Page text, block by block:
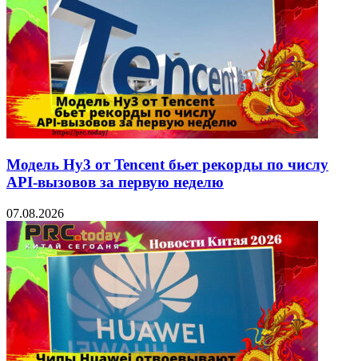
Модель Hy3 от Tencent бьет рекорды по числу
API-вызовов за первую неделю
07.08.2026